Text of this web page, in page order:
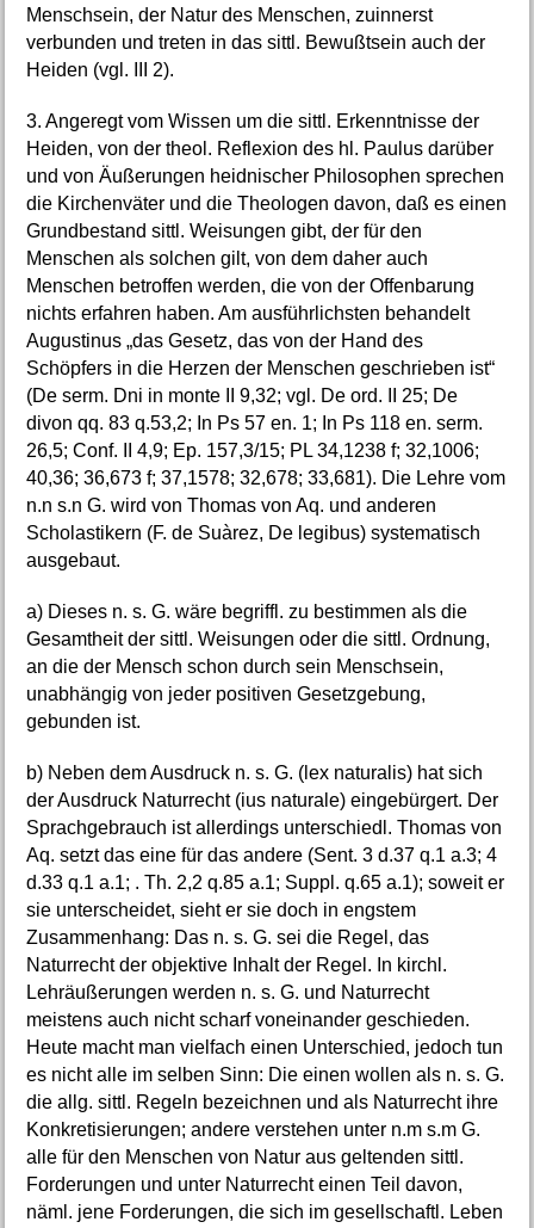
Menschsein, der Natur des Menschen, zuinnerst
verbunden und treten in das sittl. Bewußtsein auch der
Heiden (vgl. III 2).
3. Angeregt vom Wissen um die sittl. Erkenntnisse der
Heiden, von der theol. Reflexion des hl. Paulus darüber
und von Äußerungen heidnischer Philosophen sprechen
die Kirchenväter und die Theologen davon, daß es einen
Grundbestand sittl. Weisungen gibt, der für den
Menschen als solchen gilt, von dem daher auch
Menschen betroffen werden, die von der Offenbarung
nichts erfahren haben. Am ausführlichsten behandelt
Augustinus „das Gesetz, das von der Hand des
Schöpfers in die Herzen der Menschen geschrieben ist“
(De serm. Dni in monte II 9,32; vgl. De ord. II 25; De
divon qq. 83 q.53,2; In Ps 57 en. 1; In Ps 118 en. serm.
26,5; Conf. II 4,9; Ep. 157,3/15; PL 34,1238 f; 32,1006;
40,36; 36,673 f; 37,1578; 32,678; 33,681). Die Lehre vom
n.n s.n G. wird von Thomas von Aq. und anderen
Scholastikern (F. de Suàrez, De legibus) systematisch
ausgebaut.
a) Dieses n. s. G. wäre begriffl. zu bestimmen als die
Gesamtheit der sittl. Weisungen oder die sittl. Ordnung,
an die der Mensch schon durch sein Menschsein,
unabhängig von jeder positiven Gesetzgebung,
gebunden ist.
b) Neben dem Ausdruck n. s. G. (lex naturalis) hat sich
der Ausdruck Naturrecht (ius naturale) eingebürgert. Der
Sprachgebrauch ist allerdings unterschiedl. Thomas von
Aq. setzt das eine für das andere (Sent. 3 d.37 q.1 a.3; 4
d.33 q.1 a.1; . Th. 2,2 q.85 a.1; Suppl. q.65 a.1); soweit er
sie unterscheidet, sieht er sie doch in engstem
Zusammenhang: Das n. s. G. sei die Regel, das
Naturrecht der objektive Inhalt der Regel. In kirchl.
Lehräußerungen werden n. s. G. und Naturrecht
meistens auch nicht scharf voneinander geschieden.
Heute macht man vielfach einen Unterschied, jedoch tun
es nicht alle im selben Sinn: Die einen wollen als n. s. G.
die allg. sittl. Regeln bezeichnen und als Naturrecht ihre
Konkretisierungen; andere verstehen unter n.m s.m G.
alle für den Menschen von Natur aus geltenden sittl.
Forderungen und unter Naturrecht einen Teil davon,
näml. jene Forderungen, die sich im gesellschaftl. Leben